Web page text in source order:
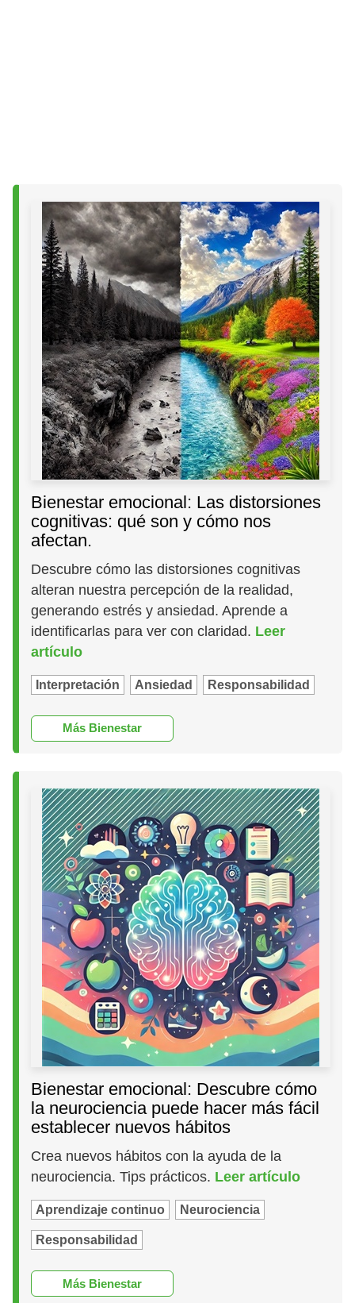
Bienestar emocional: Las distorsiones
cognitivas: qué son y cómo nos
afectan.
Descubre cómo las distorsiones cognitivas
alteran nuestra percepción de la realidad,
generando estrés y ansiedad. Aprende a
identificarlas para ver con claridad. Leer
artículo
Interpretación Ansiedad Responsabilidad
Más Bienestar
Bienestar emocional: Descubre cómo
la neurociencia puede hacer más fácil
establecer nuevos hábitos
Crea nuevos hábitos con la ayuda de la
neurociencia. Tips prácticos. Leer artículo
Aprendizaje continuo Neurociencia
Responsabilidad
Más Bienestar